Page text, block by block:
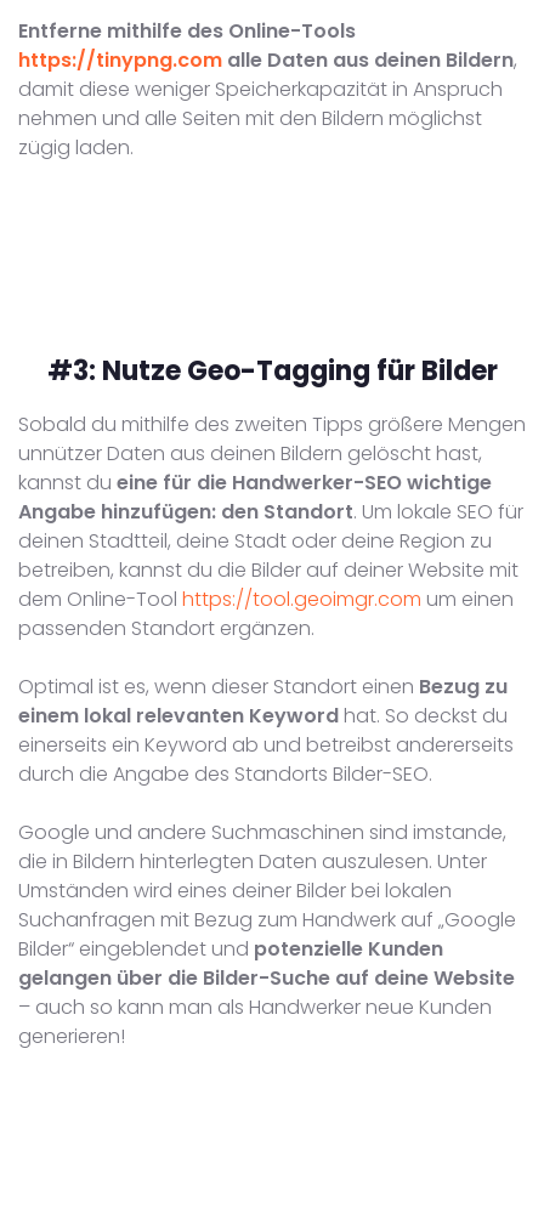
Entferne mithilfe des Online-Tools
https://tinypng.com alle Daten aus deinen Bildern,
damit diese weniger Speicherkapazität in Anspruch
nehmen und alle Seiten mit den Bildern möglichst
zügig laden.
#3: Nutze Geo-Tagging für Bilder
Sobald du mithilfe des zweiten Tipps größere Mengen
unnützer Daten aus deinen Bildern gelöscht hast,
kannst du eine für die Handwerker-SEO wichtige
Angabe hinzufügen: den Standort. Um lokale SEO für
deinen Stadtteil, deine Stadt oder deine Region zu
betreiben, kannst du die Bilder auf deiner Website mit
dem Online-Tool https://tool.geoimgr.com um einen
passenden Standort ergänzen.
Optimal ist es, wenn dieser Standort einen Bezug zu
einem lokal relevanten Keyword hat. So deckst du
einerseits ein Keyword ab und betreibst andererseits
durch die Angabe des Standorts Bilder-SEO.
Google und andere Suchmaschinen sind imstande,
die in Bildern hinterlegten Daten auszulesen. Unter
Umständen wird eines deiner Bilder bei lokalen
Suchanfragen mit Bezug zum Handwerk auf „Google
Bilder“ eingeblendet und potenzielle Kunden
gelangen über die Bilder-Suche auf deine Website
– auch so kann man als Handwerker neue Kunden
generieren!